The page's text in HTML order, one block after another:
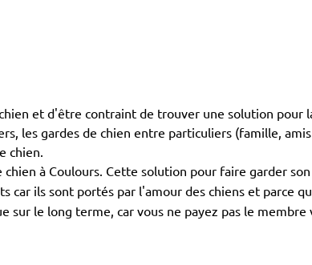
et d'être contraint de trouver une solution pour
les gardes de chien entre particuliers (famille,
chien.
chien à Coulours. Cette solution pour faire garder
car ils sont portés par l'amour des chiens et parce
le long terme, car vous ne payez pas le